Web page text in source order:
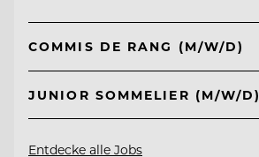
COMMIS DE RANG (M/W/D)
JUNIOR SOMMELIER (M/W/D)
Entdecke alle Jobs